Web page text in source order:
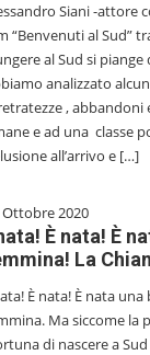
Siani -attore
“Benvenuti al Sud”
al Sud si piange
analizzato
, abbandoni
e ad una classe
all’arrivo e […]
Ottobre 2020
È nata! È
La
È nata! È nata
Ma siccome la
di nascere a